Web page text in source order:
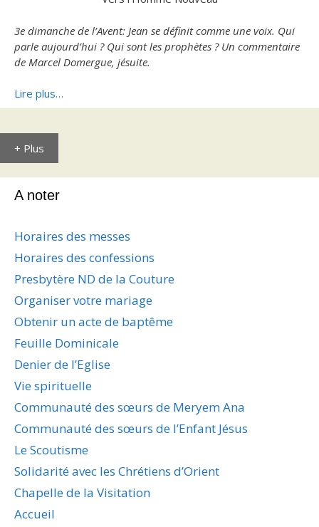
3e dimanche de l’Avent: Jean se définit comme une voix. Qui
parle aujourd’hui ? Qui sont les prophètes ? Un commentaire
de Marcel Domergue, jésuite.
Lire plus…
+ Plus
A noter
Horaires des messes
Horaires des confessions
Presbytère ND de la Couture
Organiser votre mariage
Obtenir un acte de baptême
Feuille Dominicale
Denier de l’Eglise
Vie spirituelle
Communauté des sœurs de Meryem Ana
Communauté des sœurs de l’Enfant Jésus
Le Scoutisme
Solidarité avec les Chrétiens d’Orient
Chapelle de la Visitation
Accueil